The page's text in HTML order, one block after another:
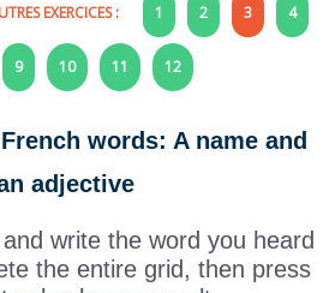
EXERCICES : 1 2 3 4
9 10 11 12
words: A name and
adjective
write the word you heard
the entire grid, then press